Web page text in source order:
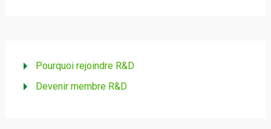
Pourquoi rejoindre R&D
Devenir membre R&D